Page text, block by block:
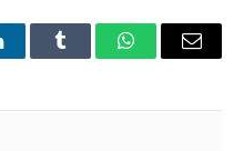
Tumblr WhatsAppEmail